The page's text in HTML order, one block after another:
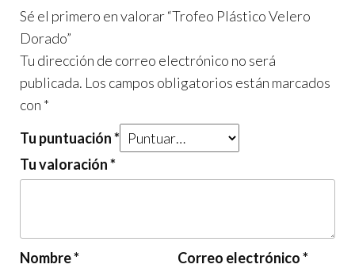
Sé el primero en valorar “Trofeo Plástico Velero
Dorado”
Tu dirección de correo electrónico no será
publicada. Los campos obligatorios están marcados
con *
Tu puntuación*
Tu valoración*
Nombre* Correo electrónico*